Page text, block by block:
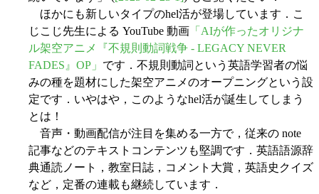
ほかにも新しいタイプのhel活が登場しています．こ
じこじ先生による YouTube 動画 「AIが作ったオリジナ
ル架空アニメ『不規則動詞戦争 - LEGACY NEVER
FADES』OP」 です．不規則動詞という英語学習者の悩
みの種を題材にした架空アニメのオープニングという設
定です．いやはや，このようなhel活が誕生してしまう
とは！
音声・動画配信が注目を集める一方で，従来の note
記事などのテキストコンテンツも堅調です．英語語源辞
典通読ノート，教室日誌，コメント大賞，英語史クイズ
など，定番の連載も継続しています．